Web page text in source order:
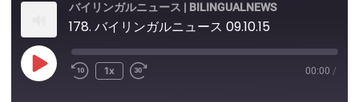
バイリンガルニュース | BILINGUALNEWS
178. バイリンガルニュース 09.10.15
Play
Episode
1x 00:00 /